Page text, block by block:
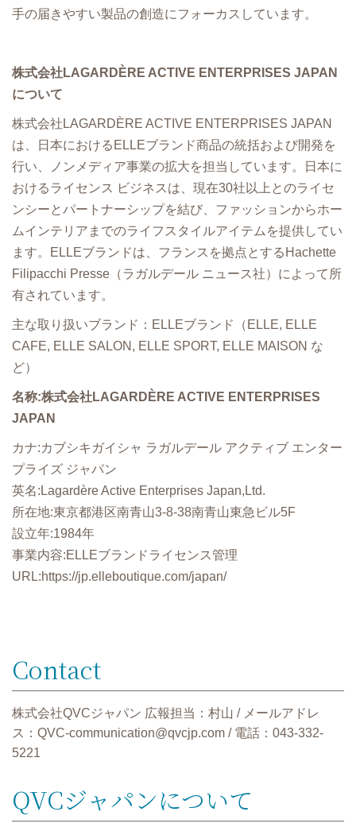
⼿の届きやすい製品の創造にフォーカスしています。
株式会社LAGARDÈRE ACTIVE ENTERPRISES JAPAN
について
株式会社LAGARDÈRE ACTIVE ENTERPRISES JAPAN
は、⽇本におけるELLEブランド商品の統括および開発を
⾏い、ノンメディア事業の拡⼤を担当しています。⽇本に
おけるライセンス ビジネスは、現在30社以上とのライセ
ンシーとパートナーシップを結び、ファッションからホー
ムインテリアまでのライフスタイルアイテムを提供してい
ます。ELLEブランドは、フランスを拠点とするHachette
Filipacchi Presse（ラガルデール ニュース社）によって所
有されています。
主な取り扱いブランド：ELLEブランド（ELLE, ELLE
CAFE, ELLE SALON, ELLE SPORT, ELLE MAISON な
ど）
名称:株式会社LAGARDÈRE ACTIVE ENTERPRISES
JAPAN
カナ:カブシキガイシャ ラガルデール アクティブ エンター
プライズ ジャパン
英名:Lagardère Active Enterprises Japan,Ltd.
所在地:東京都港区南⻘⼭3-8-38南⻘⼭東急ビル5F
設⽴年:1984年
事業内容:ELLEブランドライセンス管理
URL:https://jp.elleboutique.com/japan/
Contact
株式会社QVCジャパン 広報担当：村⼭ / メールアドレ
ス：QVC-communication@qvcjp.com / 電話：043-332-
5221
QVCジャパンについて